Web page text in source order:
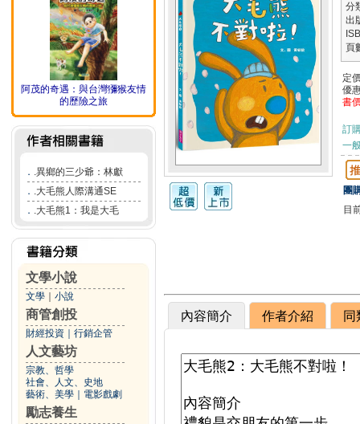
阿茂的奇遇：與台灣獼猴友情
的歷險之旅
． .異鄉的三少爺：林獻
． .大毛熊人際溝通SE
． .大毛熊1：我是大毛
文學小說
文學 小說
商管創投
財經投資 行銷企管
人文藝坊
宗教、哲學
社會、人文、史地
藝術、美學
電影戲劇
勵志養生
分
出
頁
定
優
書
訂
一
團
目
內容簡介 作者介紹 同